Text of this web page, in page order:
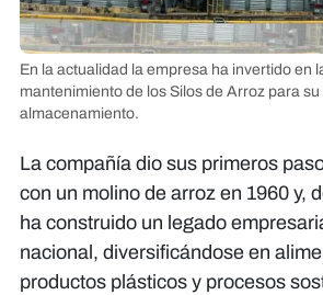
En la actualidad la empresa ha invertido en
mantenimiento de los Silos de Arroz para
almacenamiento.
La compañía dio sus primeros
con un molino de arroz en 1960 y,
ha construido un legado
nacional, diversificándose en
productos plásticos y procesos